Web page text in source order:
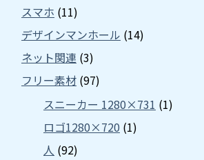
スマホ (11)
デザインマンホール (14)
ネット関連 (3)
フリー素材 (97)
スニーカー 1280×731 (1)
ロゴ1280×720 (1)
人 (92)